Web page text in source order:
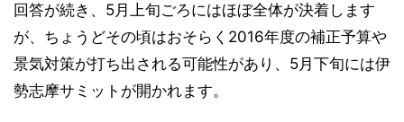
回答が続き、5月上旬ごろにはほぼ全体が決着します
が、ちょうどその頃はおそらく2016年度の補正予算や
景気対策が打ち出される可能性があり、5月下旬には伊
勢志摩サミットが開かれます。